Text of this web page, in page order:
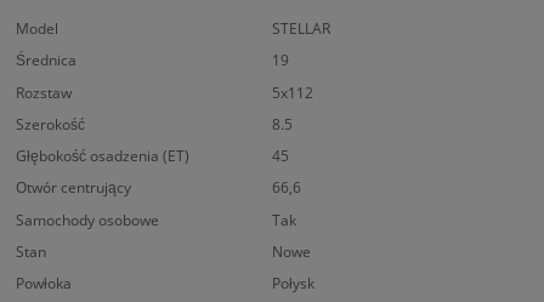
Model
STELLAR
Średnica
19
Rozstaw
5x112
Szerokość
8.5
Głębokość osadzenia (ET)
45
Otwór centrujący
66,6
Samochody osobowe
Tak
Stan
Nowe
Powłoka
Połysk